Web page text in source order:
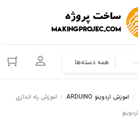
ورود به
/ اموزش اردوینو ARDUINO / اموزش راه اندازی